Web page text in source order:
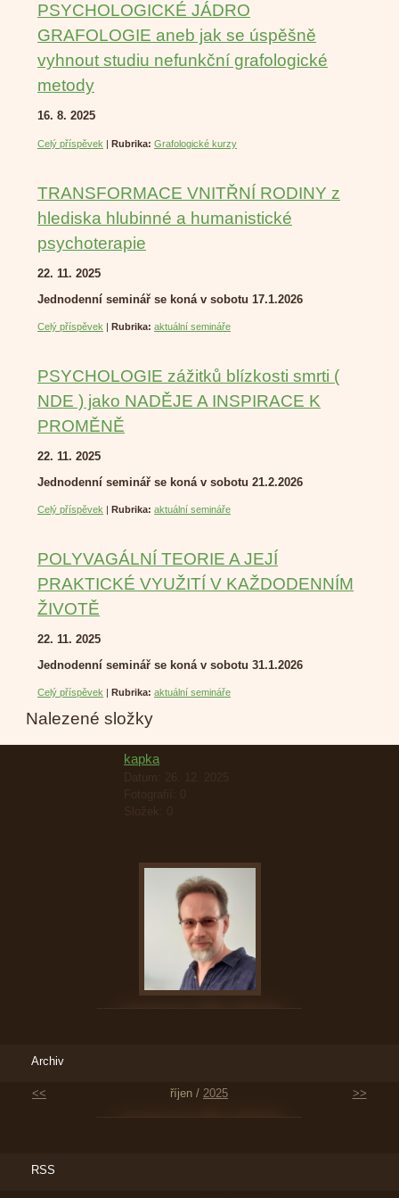
PSYCHOLOGICKÉ JÁDRO
GRAFOLOGIE aneb jak se úspěšně
vyhnout studiu nefunkční grafologické
metody
16. 8. 2025
Celý příspěvek | Rubrika: Grafologické kurzy
TRANSFORMACE VNITŘNÍ RODINY z
hlediska hlubinné a humanistické
psychoterapie
22. 11. 2025
Jednodenní seminář se koná v sobotu 17.1.2026
Celý příspěvek | Rubrika: aktuální semináře
PSYCHOLOGIE zážitků blízkosti smrti (
NDE ) jako NADĚJE A INSPIRACE K
PROMĚNĚ
22. 11. 2025
Jednodenní seminář se koná v sobotu 21.2.2026
Celý příspěvek | Rubrika: aktuální semináře
POLYVAGÁLNÍ TEORIE A JEJÍ
PRAKTICKÉ VYUŽITÍ V KAŽDODENNÍM
ŽIVOTĚ
22. 11. 2025
Jednodenní seminář se koná v sobotu 31.1.2026
Celý příspěvek | Rubrika: aktuální semináře
Nalezené složky
kapka
Archiv
<< říjen / 2025 >>
RSS